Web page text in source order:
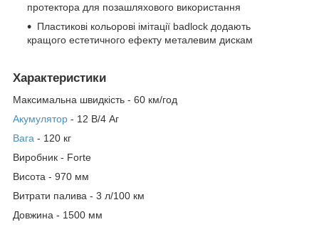
протектора для позашляхового використання
Пластикові кольорові імітації badlock додають
кращого естетичного ефекту металевим дискам
Характеристики
Максимальна швидкість - 60 км/год
Акумулятор - 12 В/4 Аг
Вага - 120 кг
Виробник - Forte
Висота - 970 мм
Витрати палива - 3 л/100 км
Довжина - 1500 мм